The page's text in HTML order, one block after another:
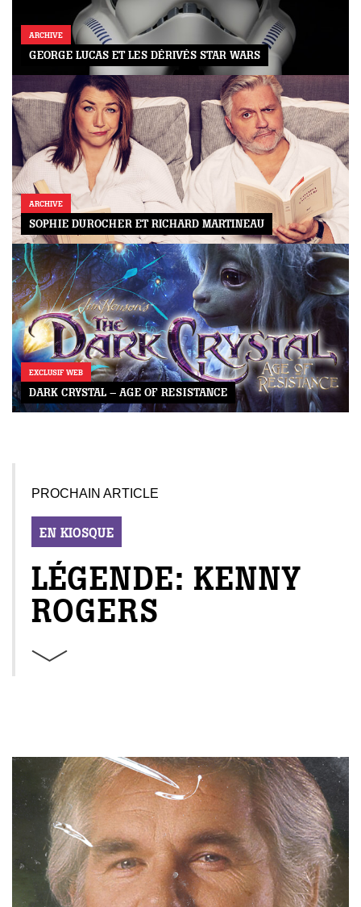
ARCHIVE
GEORGE LUCAS ET LES DÉRIVÉS STAR WARS
ARCHIVE
SOPHIE DUROCHER ET RICHARD MARTINEAU
EXCLUSIF WEB
DARK CRYSTAL – AGE OF RESISTANCE
PROCHAIN ARTICLE
EN KIOSQUE
LÉGENDE: KENNY
ROGERS